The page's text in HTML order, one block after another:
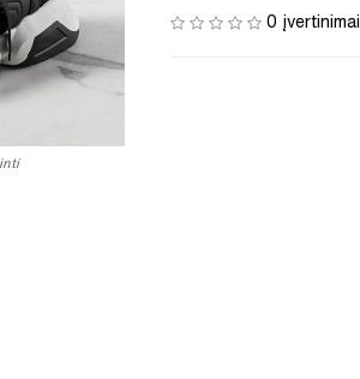
0 įvertinimai